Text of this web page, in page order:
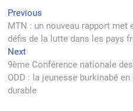
Navigation
de
l’article
Previous
post:
MTN : un nouveau rapport met
défis de la lutte dans les pays
NextNext
post:
9ème Conférence nationale
ODD : la jeunesse burkinabé
durable